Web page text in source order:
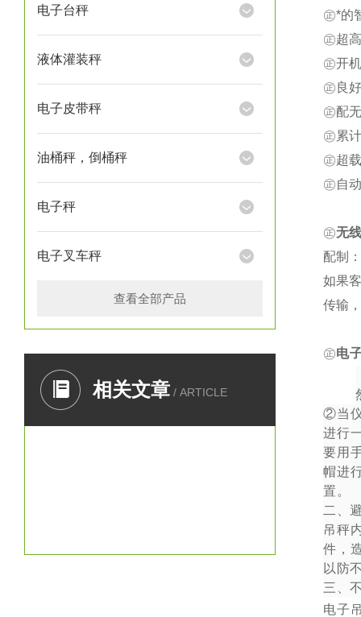
电子台秤
液体灌装秤
电子皮带秤
油桶秤，倒桶秤
电子秤
电子叉车秤
查看全部产品
相关文章 / ARTICLE
㊣*的
㊣超
㊣开
㊣良
㊣配
㊣累
㊣超
㊣自
㊣无
配制
如果
传输
㊣电
②当
进行
要用
帽进
置。
二、
吊秤
件，
以防
三、
电子